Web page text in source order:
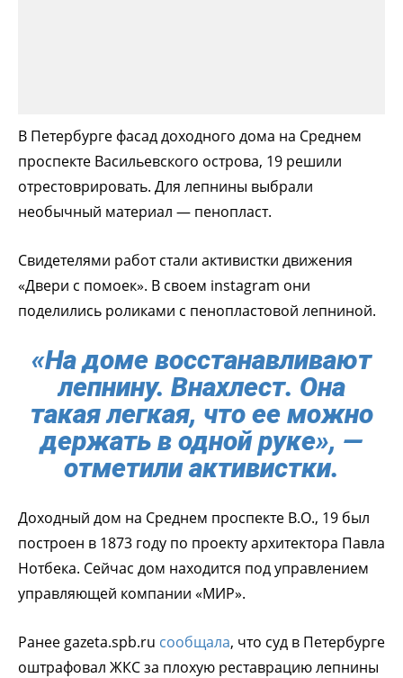
В Петербурге фасад доходного дома на Среднем
проспекте Васильевского острова, 19 решили
отрестоврировать. Для лепнины выбрали
необычный материал — пенопласт.
Свидетелями работ стали активистки движения
«Двери с помоек». В своем instagram они
поделились роликами с пенопластовой лепниной.
«На доме восстанавливают
лепнину. Внахлест. Она
такая легкая, что ее можно
держать в одной руке», —
отметили активистки.
Доходный дом на Среднем проспекте В.О., 19 был
построен в 1873 году по проекту архитектора Павла
Нотбека. Сейчас дом находится под управлением
управляющей компании «МИР».
Ранее gazeta.spb.ru сообщала, что суд в Петербурге
оштрафовал ЖКС за плохую реставрацию лепнины